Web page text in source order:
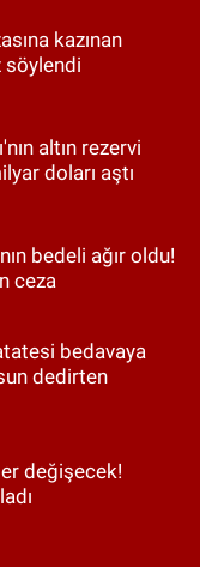
kazınan
söylendi
altın rezervi
doları aştı
bedeli ağır oldu!
ceza
bedavaya
dedirten
değişecek!